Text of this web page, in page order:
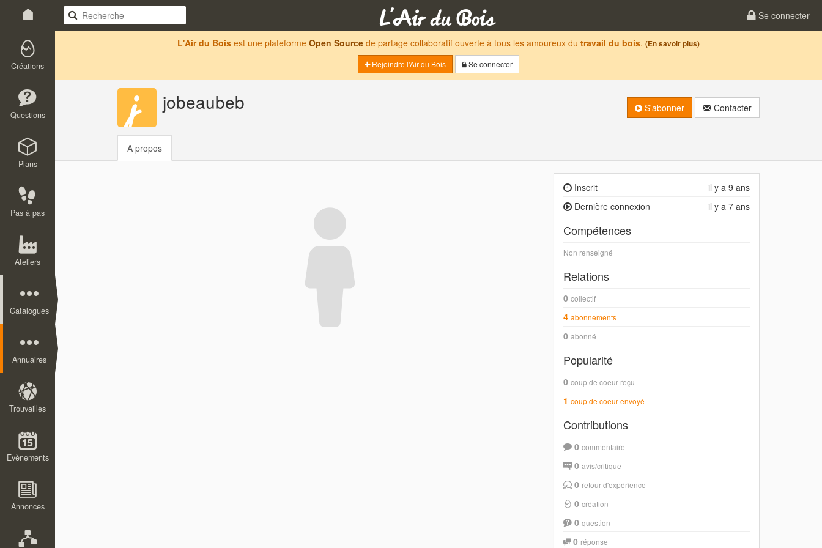
Se connecter
Créations
Questions
Plans
Pas à pas
Ateliers
Catalogues
Annuaires
Trouvailles
Evènements
Annonces
L'Air du Bois est une plateforme Open Source de partage collaboratif ouverte à tous les amoureux du travail du bois. (En savoir plus)
Rejoindre l'Air du Bois
Se connecter
jobeaubeb S'abonner Contacter
A propos
il y a 9 ans
Inscrit
il y a 7 ans
Dernière connexion
Compétences
Non renseigné
Relations
0 collectif
4 abonnements
0 abonné
Popularité
0 coup de coeur reçu
1 coup de coeur envoyé
Contributions
0 commentaire
0 avis/critique
0 retour d'expérience
0 création
0 question
0 réponse